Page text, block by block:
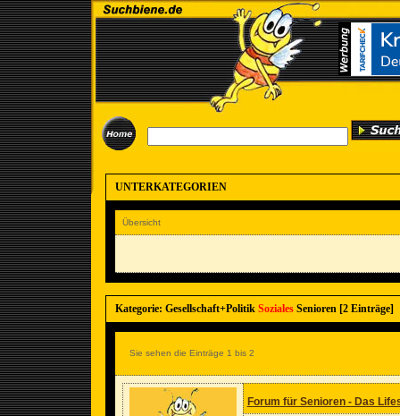
UNTERKATEGORIEN
Übersicht
Kategorie: Gesellschaft+Politik SozialesSenioren [2 Einträge]
Sie sehen die Einträge 1 bis 2
Forum für Senioren - Das